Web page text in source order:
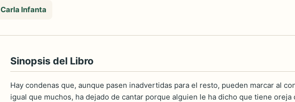
Carla Infanta
Sinopsis del Libro
Hay condenas que, aunque pasen inadvertidas para el resto, pueden marcar al
igual que muchos, ha dejado de cantar porque alguien le ha dicho que tiene